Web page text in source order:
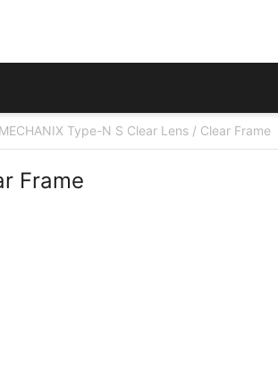
Type-N S Clear Lens / Clear Frame
Frame